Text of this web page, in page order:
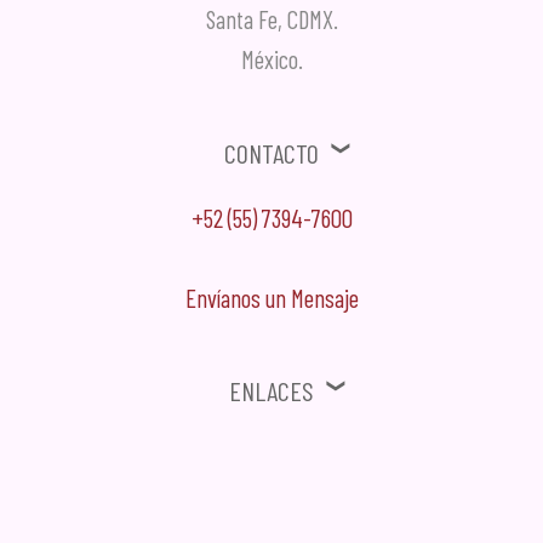
Santa Fe, CDMX.
México.
Contacto
+52 (55) 7394-7600
Envíanos un Mensaje
Enlaces